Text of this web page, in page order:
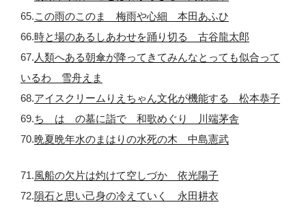
65.この雨のこのまゝ梅雨や心細 本田あふひ
66.時と場のあるしあわせを踊り切る 古谷龍太郎
67. 人類へある朝傘が降ってきてみんなとっても似合って
いるわ 雪舟えま
68.アイスクリームりえちゃん文化が機能する 松本恭子
69.ちゝはゝの墓に詣でゝ和歌めぐり 川端茅舎
70.晩夏晩年水のまはりの水死の木 中島憲武
71.風船の欠片は灼けて空しづか 依光陽子
72.隕石と思い己身の冷えていく 永田耕衣